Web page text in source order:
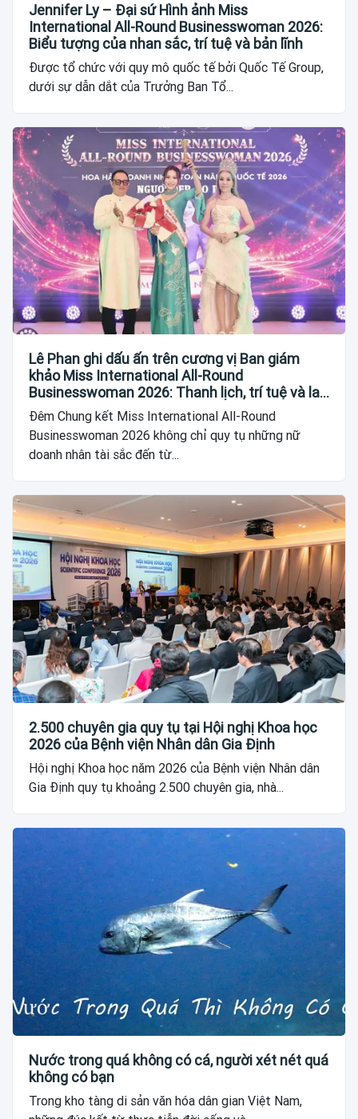
Jennifer Ly – Đại sứ Hình ảnh Miss
International All-Round Businesswoman 2026:
Biểu tượng của nhan sắc, trí tuệ và bản lĩnh
Được tổ chức với quy mô quốc tế bởi Quốc Tế Group,
dưới sự dẫn dắt của Trưởng Ban Tổ...
Lê Phan ghi dấu ấn trên cương vị Ban giám
khảo Miss International All-Round
Businesswoman 2026: Thanh lịch, trí tuệ và lan
tỏa giá trị của người phụ nữ hiện đại
Đêm Chung kết Miss International All-Round
Businesswoman 2026 không chỉ quy tụ những nữ
doanh nhân tài sắc đến từ...
2.500 chuyên gia quy tụ tại Hội nghị Khoa học
2026 của Bệnh viện Nhân dân Gia Định
Hội nghị Khoa học năm 2026 của Bệnh viện Nhân dân
Gia Định quy tụ khoảng 2.500 chuyên gia, nhà...
Nước trong quá không có cá, người xét nét quá
không có bạn
Trong kho tàng di sản văn hóa dân gian Việt Nam,